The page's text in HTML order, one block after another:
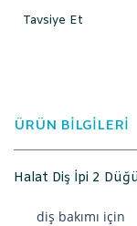
Tavsiye Et
ÜRÜN BİLGİLERİ
Halat Diş İpi 2
diş bakımı için